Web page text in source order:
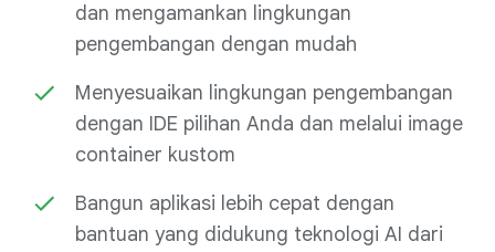
dan mengamankan lingkungan
pengembangan dengan mudah
Menyesuaikan lingkungan pengembangan
dengan IDE pilihan Anda dan melalui image
container kustom
Bangun aplikasi lebih cepat dengan
bantuan yang didukung teknologi AI dari